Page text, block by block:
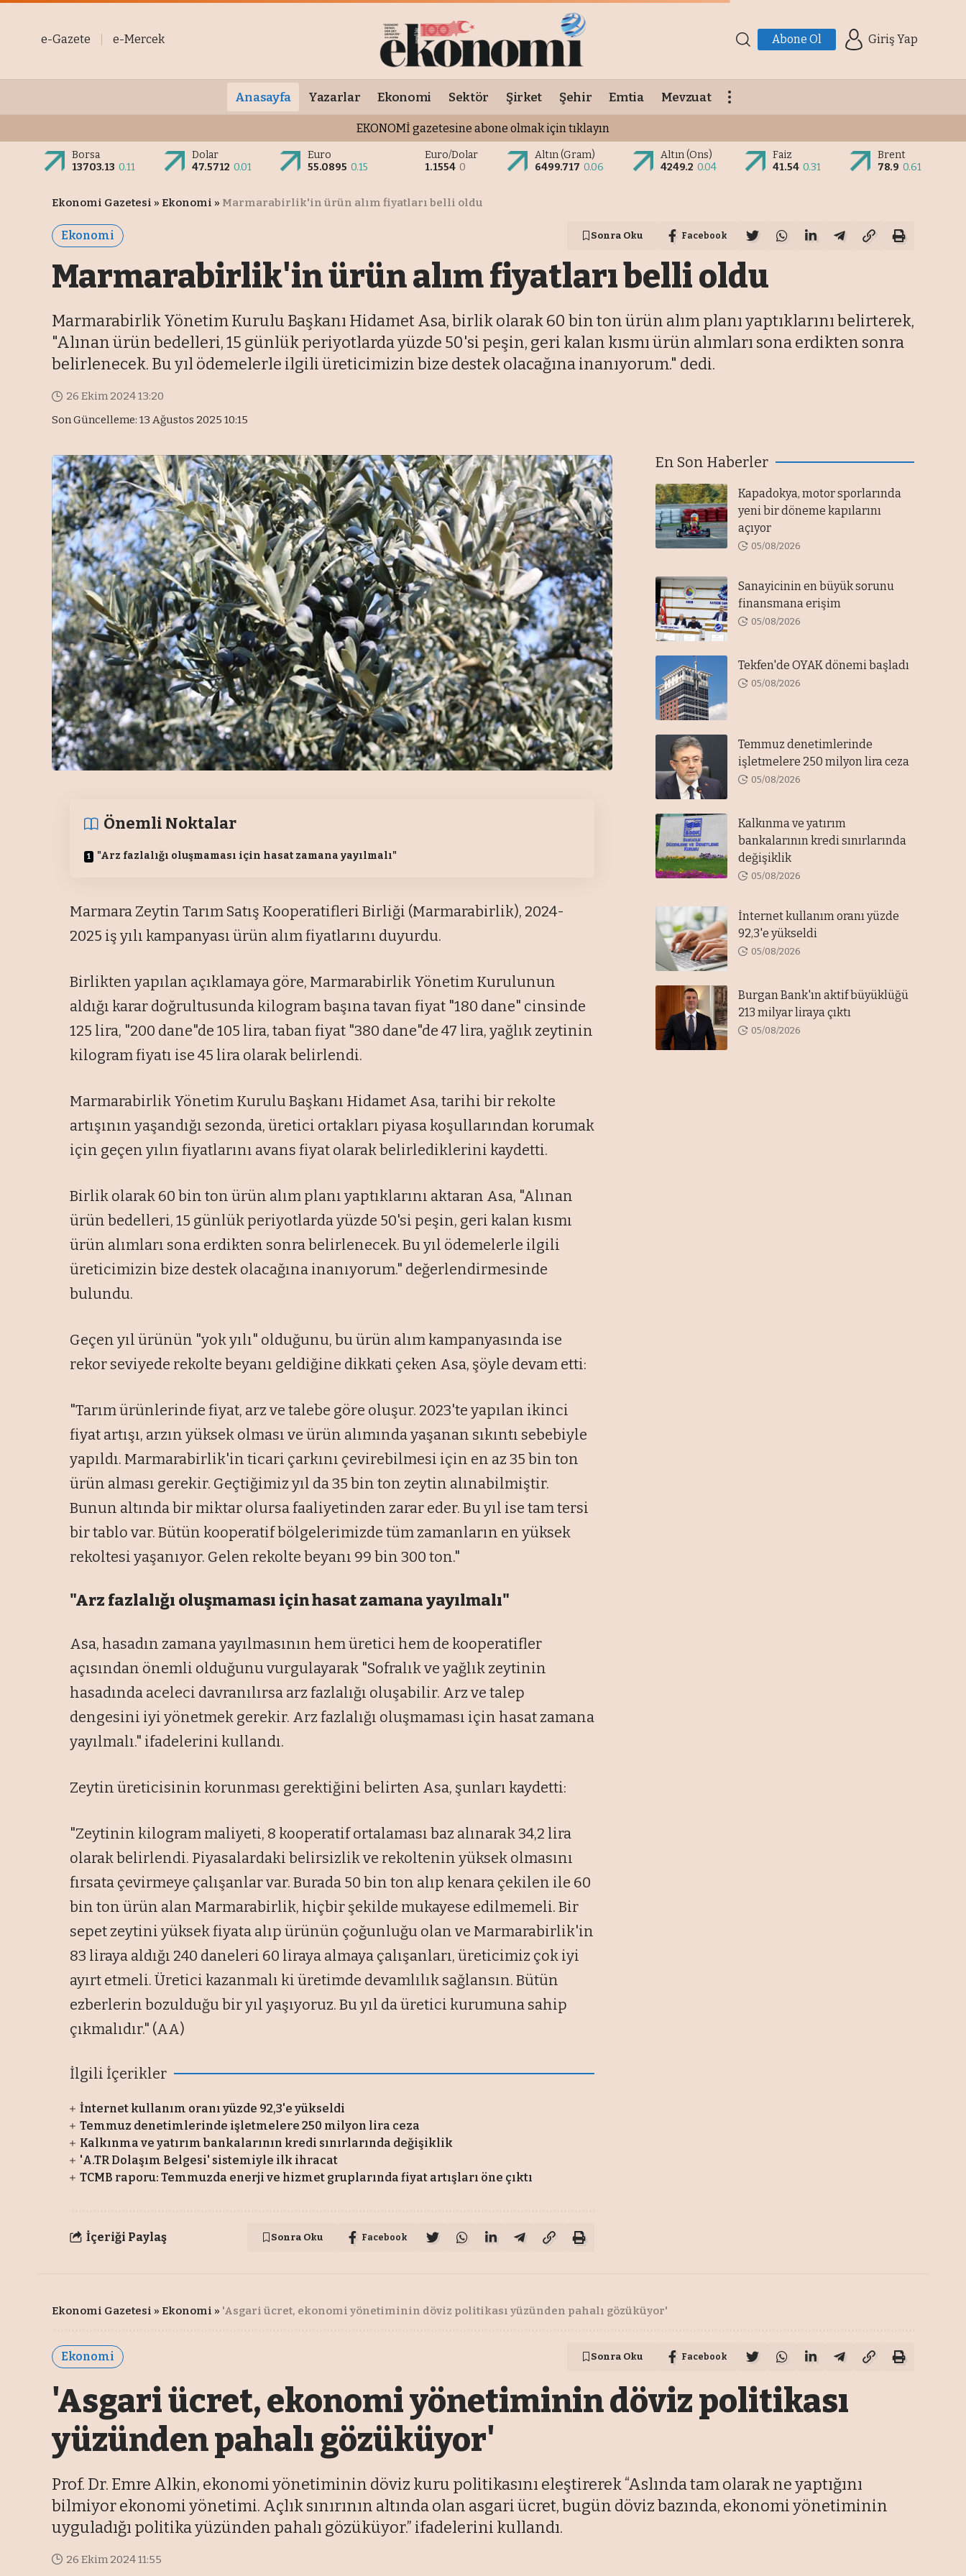
e-Gazete e-Mercek Abone Ol Giriş Yap
Anasayfa Yazarlar Ekonomi Sektör Şirket Şehir Emtia Mevzuat
EKONOMİ gazetesine abone olmak için tıklayın
Borsa
13703.13 0.11
Dolar
47.5712 0.01
Euro
55.0895 0.15
Euro/Dolar
1.1554 0
Altın (Gram)
6499.717 0.06
Altın (Ons)
4249.2 0.04
Faiz
41.54 0.31
Brent
78.9 0.61
Ekonomi Gazetesi » Ekonomi » Marmarabirlik'in ürün alım fiyatları belli oldu
Ekonomi Sonra Oku Facebook
Marmarabirlik'in ürün alım fiyatları belli oldu
Marmarabirlik Yönetim Kurulu Başkanı Hidamet Asa, birlik olarak 60 bin ton ürün alım planı yaptıklarını belirterek,
"Alınan ürün bedelleri, 15 günlük periyotlarda yüzde 50'si peşin, geri kalan kısmı ürün alımları sona erdikten sonra
belirlenecek. Bu yıl ödemelerle ilgili üreticimizin bize destek olacağına inanıyorum." dedi.
Son Güncelleme: 13 Ağustos 2025 10:15
26 Ekim 2024 13:20
Önemli Noktalar
"Arz fazlalığı oluşmaması için hasat zamana yayılmalı"
Marmara Zeytin Tarım Satış Kooperatifleri Birliği (Marmarabirlik), 2024-
2025 iş yılı kampanyası ürün alım fiyatlarını duyurdu.
Birlikten yapılan açıklamaya göre, Marmarabirlik Yönetim Kurulunun
aldığı karar doğrultusunda kilogram başına tavan fiyat "180 dane" cinsinde
125 lira, "200 dane"de 105 lira, taban fiyat "380 dane"de 47 lira, yağlık zeytinin
kilogram fiyatı ise 45 lira olarak belirlendi.
Marmarabirlik Yönetim Kurulu Başkanı Hidamet Asa, tarihi bir rekolte
artışının yaşandığı sezonda, üretici ortakları piyasa koşullarından korumak
için geçen yılın fiyatlarını avans fiyat olarak belirlediklerini kaydetti.
Birlik olarak 60 bin ton ürün alım planı yaptıklarını aktaran Asa, "Alınan
ürün bedelleri, 15 günlük periyotlarda yüzde 50'si peşin, geri kalan kısmı
ürün alımları sona erdikten sonra belirlenecek. Bu yıl ödemelerle ilgili
üreticimizin bize destek olacağına inanıyorum." değerlendirmesinde
bulundu.
Geçen yıl ürünün "yok yılı" olduğunu, bu ürün alım kampanyasında ise
rekor seviyede rekolte beyanı geldiğine dikkati çeken Asa, şöyle devam etti:
"Tarım ürünlerinde fiyat, arz ve talebe göre oluşur. 2023'te yapılan ikinci
fiyat artışı, arzın yüksek olması ve ürün alımında yaşanan sıkıntı sebebiyle
yapıldı. Marmarabirlik'in ticari çarkını çevirebilmesi için en az 35 bin ton
ürün alması gerekir. Geçtiğimiz yıl da 35 bin ton zeytin alınabilmiştir.
Bunun altında bir miktar olursa faaliyetinden zarar eder. Bu yıl ise tam tersi
bir tablo var. Bütün kooperatif bölgelerimizde tüm zamanların en yüksek
rekoltesi yaşanıyor. Gelen rekolte beyanı 99 bin 300 ton."
"Arz fazlalığı oluşmaması için hasat zamana yayılmalı"
Asa, hasadın zamana yayılmasının hem üretici hem de kooperatifler
açısından önemli olduğunu vurgulayarak "Sofralık ve yağlık zeytinin
hasadında aceleci davranılırsa arz fazlalığı oluşabilir. Arz ve talep
dengesini iyi yönetmek gerekir. Arz fazlalığı oluşmaması için hasat zamana
yayılmalı." ifadelerini kullandı.
Zeytin üreticisinin korunması gerektiğini belirten Asa, şunları kaydetti:
"Zeytinin kilogram maliyeti, 8 kooperatif ortalaması baz alınarak 34,2 lira
olarak belirlendi. Piyasalardaki belirsizlik ve rekoltenin yüksek olmasını
fırsata çevirmeye çalışanlar var. Burada 50 bin ton alıp kenara çekilen ile 60
bin ton ürün alan Marmarabirlik, hiçbir şekilde mukayese edilmemeli. Bir
sepet zeytini yüksek fiyata alıp ürünün çoğunluğu olan ve Marmarabirlik'in
83 liraya aldığı 240 daneleri 60 liraya almaya çalışanları, üreticimiz çok iyi
ayırt etmeli. Üretici kazanmalı ki üretimde devamlılık sağlansın. Bütün
ezberlerin bozulduğu bir yıl yaşıyoruz. Bu yıl da üretici kurumuna sahip
çıkmalıdır." (AA)
İlgili İçerikler
İnternet kullanım oranı yüzde 92,3'e yükseldi
Temmuz denetimlerinde işletmelere 250 milyon lira ceza
Kalkınma ve yatırım bankalarının kredi sınırlarında değişiklik
'A.TR Dolaşım Belgesi' sistemiyle ilk ihracat
TCMB raporu: Temmuzda enerji ve hizmet gruplarında fiyat artışları öne çıktı
İçeriği Paylaş Sonra Oku Facebook
En Son Haberler
Kapadokya, motor sporlarında
yeni bir döneme kapılarını
açıyor
05/08/2026
Sanayicinin en büyük sorunu
finansmana erişim
05/08/2026
Tekfen'de OYAK dönemi başladı
05/08/2026
Temmuz denetimlerinde
işletmelere 250 milyon lira ceza
05/08/2026
Kalkınma ve yatırım
bankalarının kredi sınırlarında
değişiklik
05/08/2026
İnternet kullanım oranı yüzde
92,3'e yükseldi
05/08/2026
Burgan Bank'ın aktif büyüklüğü
213 milyar liraya çıktı
05/08/2026
Ekonomi Gazetesi » Ekonomi » 'Asgari ücret, ekonomi yönetiminin döviz politikası yüzünden pahalı gözüküyor'
Ekonomi Sonra Oku Facebook
'Asgari ücret, ekonomi yönetiminin döviz politikası
yüzünden pahalı gözüküyor'
Prof. Dr. Emre Alkin, ekonomi yönetiminin döviz kuru politikasını eleştirerek “Aslında tam olarak ne yaptığını
bilmiyor ekonomi yönetimi. Açlık sınırının altında olan asgari ücret, bugün döviz bazında, ekonomi yönetiminin
uyguladığı politika yüzünden pahalı gözüküyor.” ifadelerini kullandı.
26 Ekim 2024 11:55